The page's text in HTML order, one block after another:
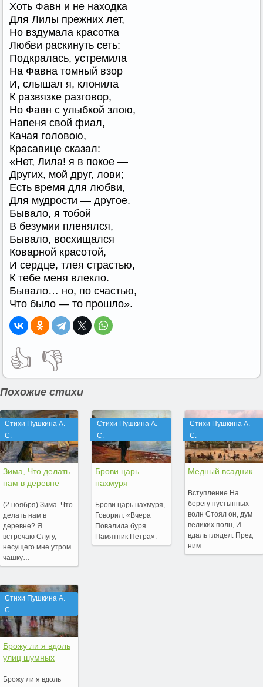
Хоть Фавн и не находка
Для Лилы прежних лет,
Но вздумала красотка
Любви раскинуть сеть:
Подкралась, устремила
На Фавна томный взор
И, слышал я, клонила
К развязке разговор,
Но Фавн с улыбкой злою,
Напеня свой фиал,
Качая головою,
Красавице сказал:
«Нет, Лила! я в покое —
Других, мой друг, лови;
Есть время для любви,
Для мудрости — другое.
Бывало, я тобой
В безумии пленялся,
Бывало, восхищался
Коварной красотой,
И сердце, тлея страстью,
К тебе меня влекло.
Бывало… но, по счастью,
Что было — то прошло».
👍 👎
Похожие стихи
Стихи Пушкина А.
С.
Зима, Что делать
нам в деревне
(2 ноября) Зима. Что
делать нам в
деревне? Я
встречаю Слугу,
несущего мне утром
чашку…
Стихи Пушкина А.
С.
Брожу ли я вдоль
улиц шумных
Брожу ли я вдоль
Стихи Пушкина А.
С.
Брови царь
нахмуря
Брови царь нахмуря,
Говорил: «Вчера
Повалила буря
Памятник Петра».
Стихи Пушкина А.
С.
Медный всадник
Вступление На
берегу пустынных
волн Стоял он, дум
великих полн, И
вдаль глядел. Пред
ним…